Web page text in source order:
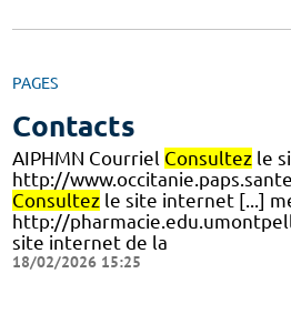
PAGES
Contacts
AIPHMN Courriel Consultezle
http://
Consultezle site internet [...]
http://
site internet de la
18/02/2026 15:25